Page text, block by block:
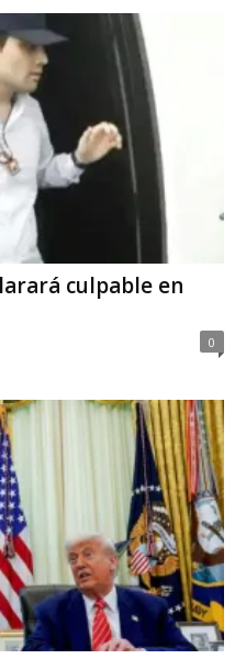
culpable en
0